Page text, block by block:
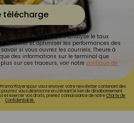
télécharge
Digital Prisma Players analyse le taux
mesurer et optimiser les performances des
si vous ouvrez les courriels, l'heure à
des informations sur le terminal que
sur ces traceurs, voir notre politique de
Playerspour vous envoyer votre newsletter contenant des
vous désinscrire en utilisant le lien de désabonnement
et exercer vos droits, prenez connaissance de notreCharte de
Confidentialité.